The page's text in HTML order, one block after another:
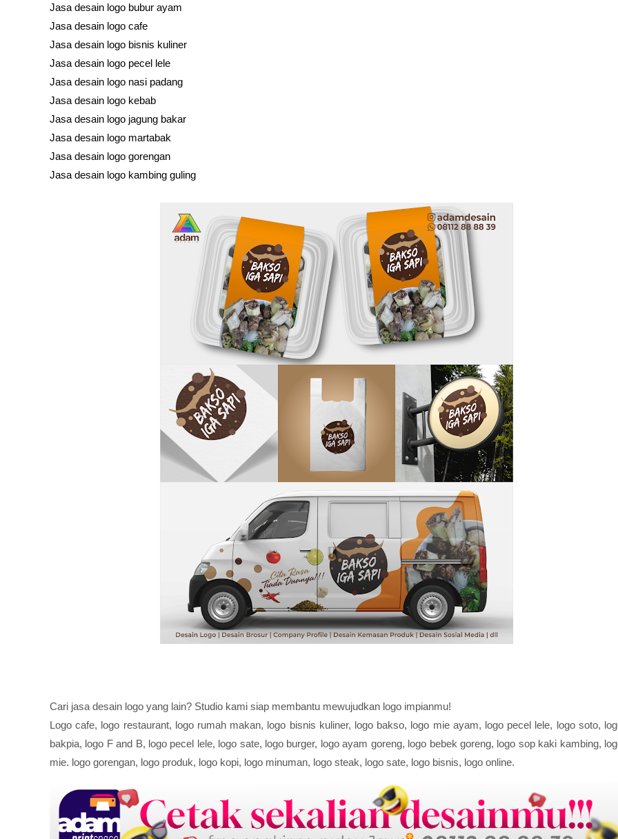
Jasa desain logo bubur ayam
Jasa desain logo cafe
Jasa desain logo bisnis kuliner
Jasa desain logo pecel lele
Jasa desain logo nasi padang
Jasa desain logo kebab
Jasa desain logo jagung bakar
Jasa desain logo martabak
Jasa desain logo gorengan
Jasa desain logo kambing guling
Cari jasa desain logo yang lain? Studio kami siap membantu mewujudkan logo impianmu!
Logo cafe, logo restaurant, logo rumah makan, logo bisnis kuliner, logo bakso, logo mie ayam, logo pecel lele, logo soto,
bakpia, logo F and B, logo pecel lele, logo sate, logo burger, logo ayam goreng, logo bebek goreng, logo sop kaki kambing,
mie. logo gorengan, logo produk, logo kopi, logo minuman, logo steak, logo sate, logo bisnis, logo online.